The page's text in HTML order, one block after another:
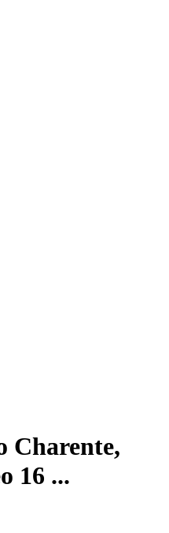
Charente,
16 ...